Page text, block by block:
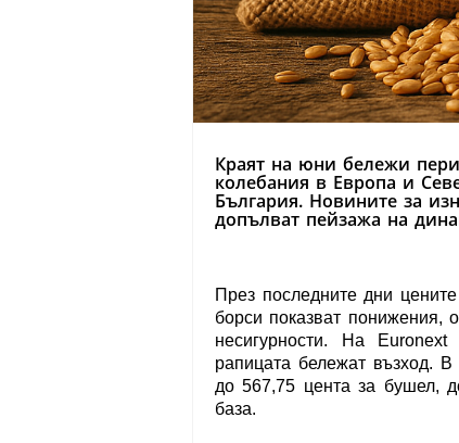
Краят на юни бележи
колебания в Европа и
България. Новините за
допълват пейзажа на
През последните дни
борси показват понижения,
несигурности. На
рапицата бележат възход.
до 567,75 цента за бушел,
база.